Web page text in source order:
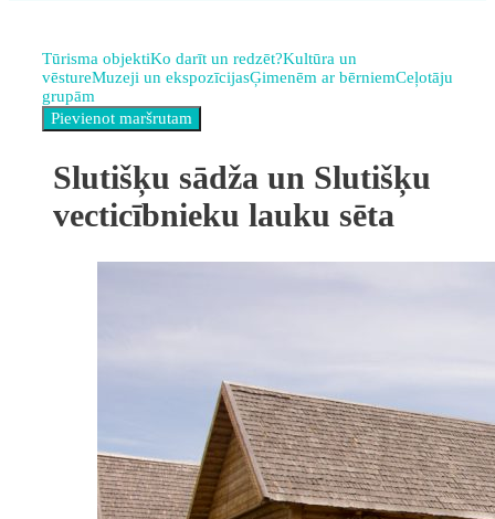
Tūrisma objektiKo darīt un redzēt?Kultūra un
vēstureMuzeji un ekspozīcijasĢimenēm ar bērniemCeļotāju
grupām
Slutišķu sādža un Slutišķu
vecticībnieku lauku sēta